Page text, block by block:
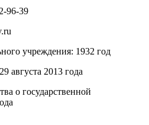
96-39
учреждения: 1932 год
августа 2013 года
о государственной